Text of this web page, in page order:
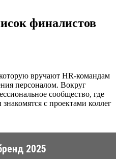
финалистов
вручают HR-командам
персоналом. Вокруг
сообщество, где
с проектами коллег
2025